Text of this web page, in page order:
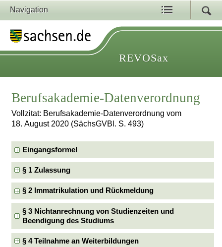
Navigation
REVOSax
Berufsakademie-Datenverordnung
Vollzitat: Berufsakademie-Datenverordnung vom
18. August 2020 (SächsGVBl. S. 493)
Eingangsformel
§ 1 Zulassung
§ 2 Immatrikulation und Rückmeldung
§ 3 Nichtanrechnung von Studienzeiten und
Beendigung des Studiums
§ 4 Teilnahme an Weiterbildungen